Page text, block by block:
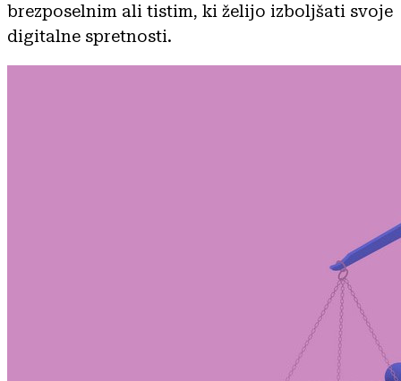
brezposelnim ali tistim, ki želijo izboljšati svoje
digitalne spretnosti.